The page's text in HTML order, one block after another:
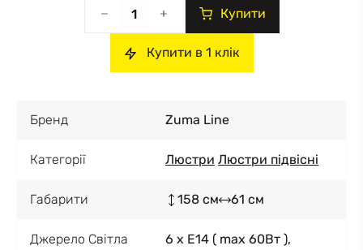
Купити
Купити в 1 клік
Бренд Zuma Line
Категорії Люстри Люстри підвісні
Габарити 158 см 61 см
Джерело Світла
6 x E14 ( max 60Вт ),